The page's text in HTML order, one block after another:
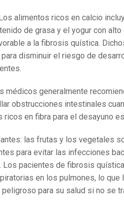
alimentos ricos en calcio
de grasa y el yogur con
a la fibrosis quística.
disminuir el riesgo de
médicos generalmente
obstrucciones intestinales
ricos en fibra para el desayuno
las frutas y los vegetales
para evitar las infecciones
Los pacientes de fibrosis
en los pulmones, lo
peligroso para su salud si no se